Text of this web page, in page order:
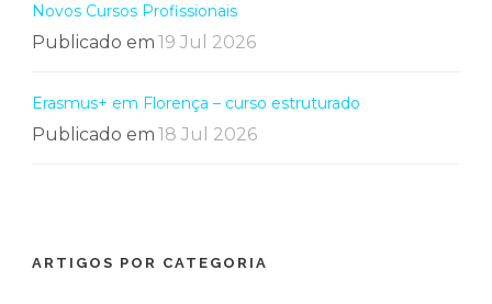
Novos Cursos Profissionais
Publicado em 19 Jul 2026
Erasmus+ em Florença – curso estruturado
Publicado em 18 Jul 2026
ARTIGOS POR CATEGORIA